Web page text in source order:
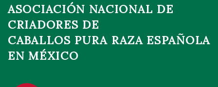
ASOCIACIÓN NACIONAL DE
CRIADORES DE
CABALLOS PURA RAZA ESPAÑOLA
EN MÉXICO